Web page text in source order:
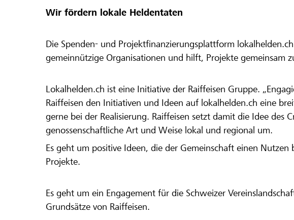
Wir fördern lokale Heldentaten
Die Spenden- und Projektfinanzierungsplattform
gemeinnützige Organisationen und hilft, Projekte gemeinsam
Lokalhelden.ch ist eine Initiative der Raiffeisen Gruppe.
Raiffeisen den Initiativen und Ideen auf lokalhelden.ch eine
gerne bei der Realisierung. Raiffeisen setzt damit die Idee des
genossenschaftliche Art und Weise lokal und regional um.
Es geht um positive Ideen, die der Gemeinschaft einen Nutzen
Projekte.
Es geht um ein Engagement für die Schweizer
Grundsätze von Raiffeisen.